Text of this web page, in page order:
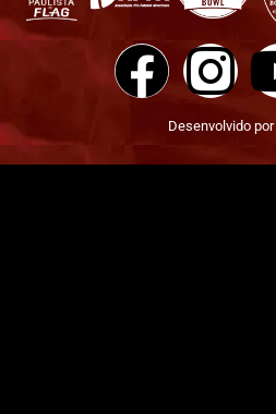
Desenvolvido por